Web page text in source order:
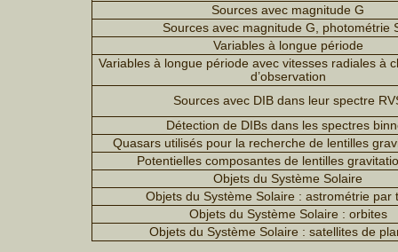
Sources avec magnitude G
Sources avec magnitude G, photométrie
Variables à longue période
Variables à longue période avec vitesses radiales à
d’observation
Sources avec DIB dans leur spectre
Détection de DIBs dans les spectres
Quasars utilisés pour la recherche de lentilles
Potentielles composantes de lentilles
Objets du Système Solaire
Objets du Système Solaire : astrométrie par
Objets du Système Solaire : orbites
Objets du Système Solaire : satellites de